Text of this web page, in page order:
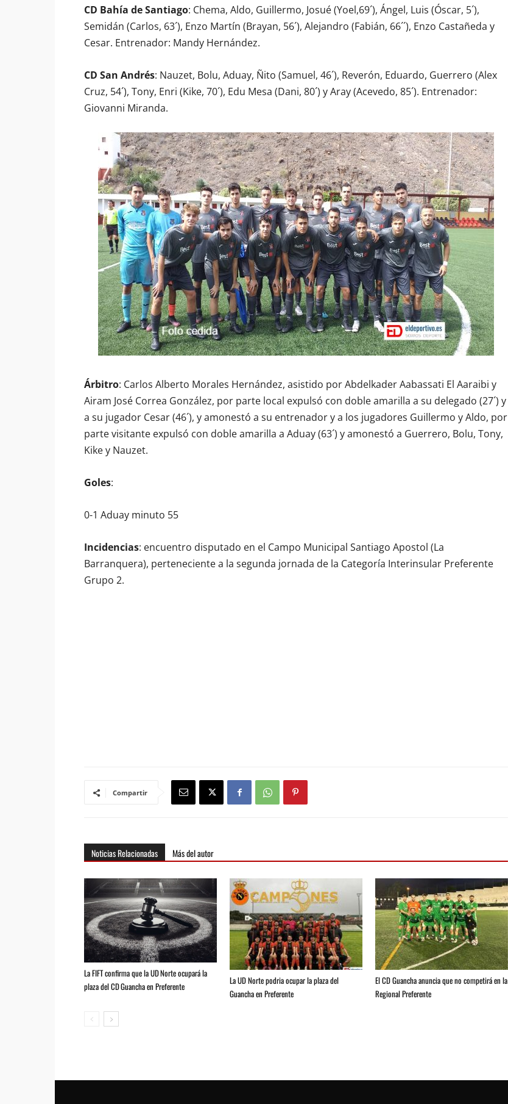
CD Bahía de Santiago: Chema, Aldo, Guillermo, Josué (Yoel,69´), Ángel, Luis (Óscar, 5´),
Semidán (Carlos, 63´), Enzo Martín (Brayan, 56´), Alejandro (Fabián, 66´´), Enzo Castañeda y
Cesar. Entrenador: Mandy Hernández.
CD San Andrés: Nauzet, Bolu, Aduay, Ñito (Samuel, 46´), Reverón, Eduardo, Guerrero (Alex
Cruz, 54´), Tony, Enri (Kike, 70´), Edu Mesa (Dani, 80´) y Aray (Acevedo, 85´). Entrenador:
Giovanni Miranda.
Árbitro: Carlos Alberto Morales Hernández, asistido por Abdelkader Aabassati El Aaraibi y
Airam José Correa González, por parte local expulsó con doble amarilla a su delegado (27´) y
a su jugador Cesar (46´), y amonestó a su entrenador y a los jugadores Guillermo y Aldo, por
parte visitante expulsó con doble amarilla a Aduay (63´) y amonestó a Guerrero, Bolu, Tony,
Kike y Nauzet.
Goles:
0-1 Aduay minuto 55
Incidencias: encuentro disputado en el Campo Municipal Santiago Apostol (La
Barranquera), perteneciente a la segunda jornada de la Categoría Interinsular Preferente
Grupo 2.
Compartir
Noticias Relacionadas Más del autor
La FIFT confirma que la UD Norte ocupará la
plaza del CD Guancha en Preferente
La UD Norte podria ocupar la plaza del
Guancha en Preferente
El CD Guancha anuncia que no competirá en la
Regional Preferente